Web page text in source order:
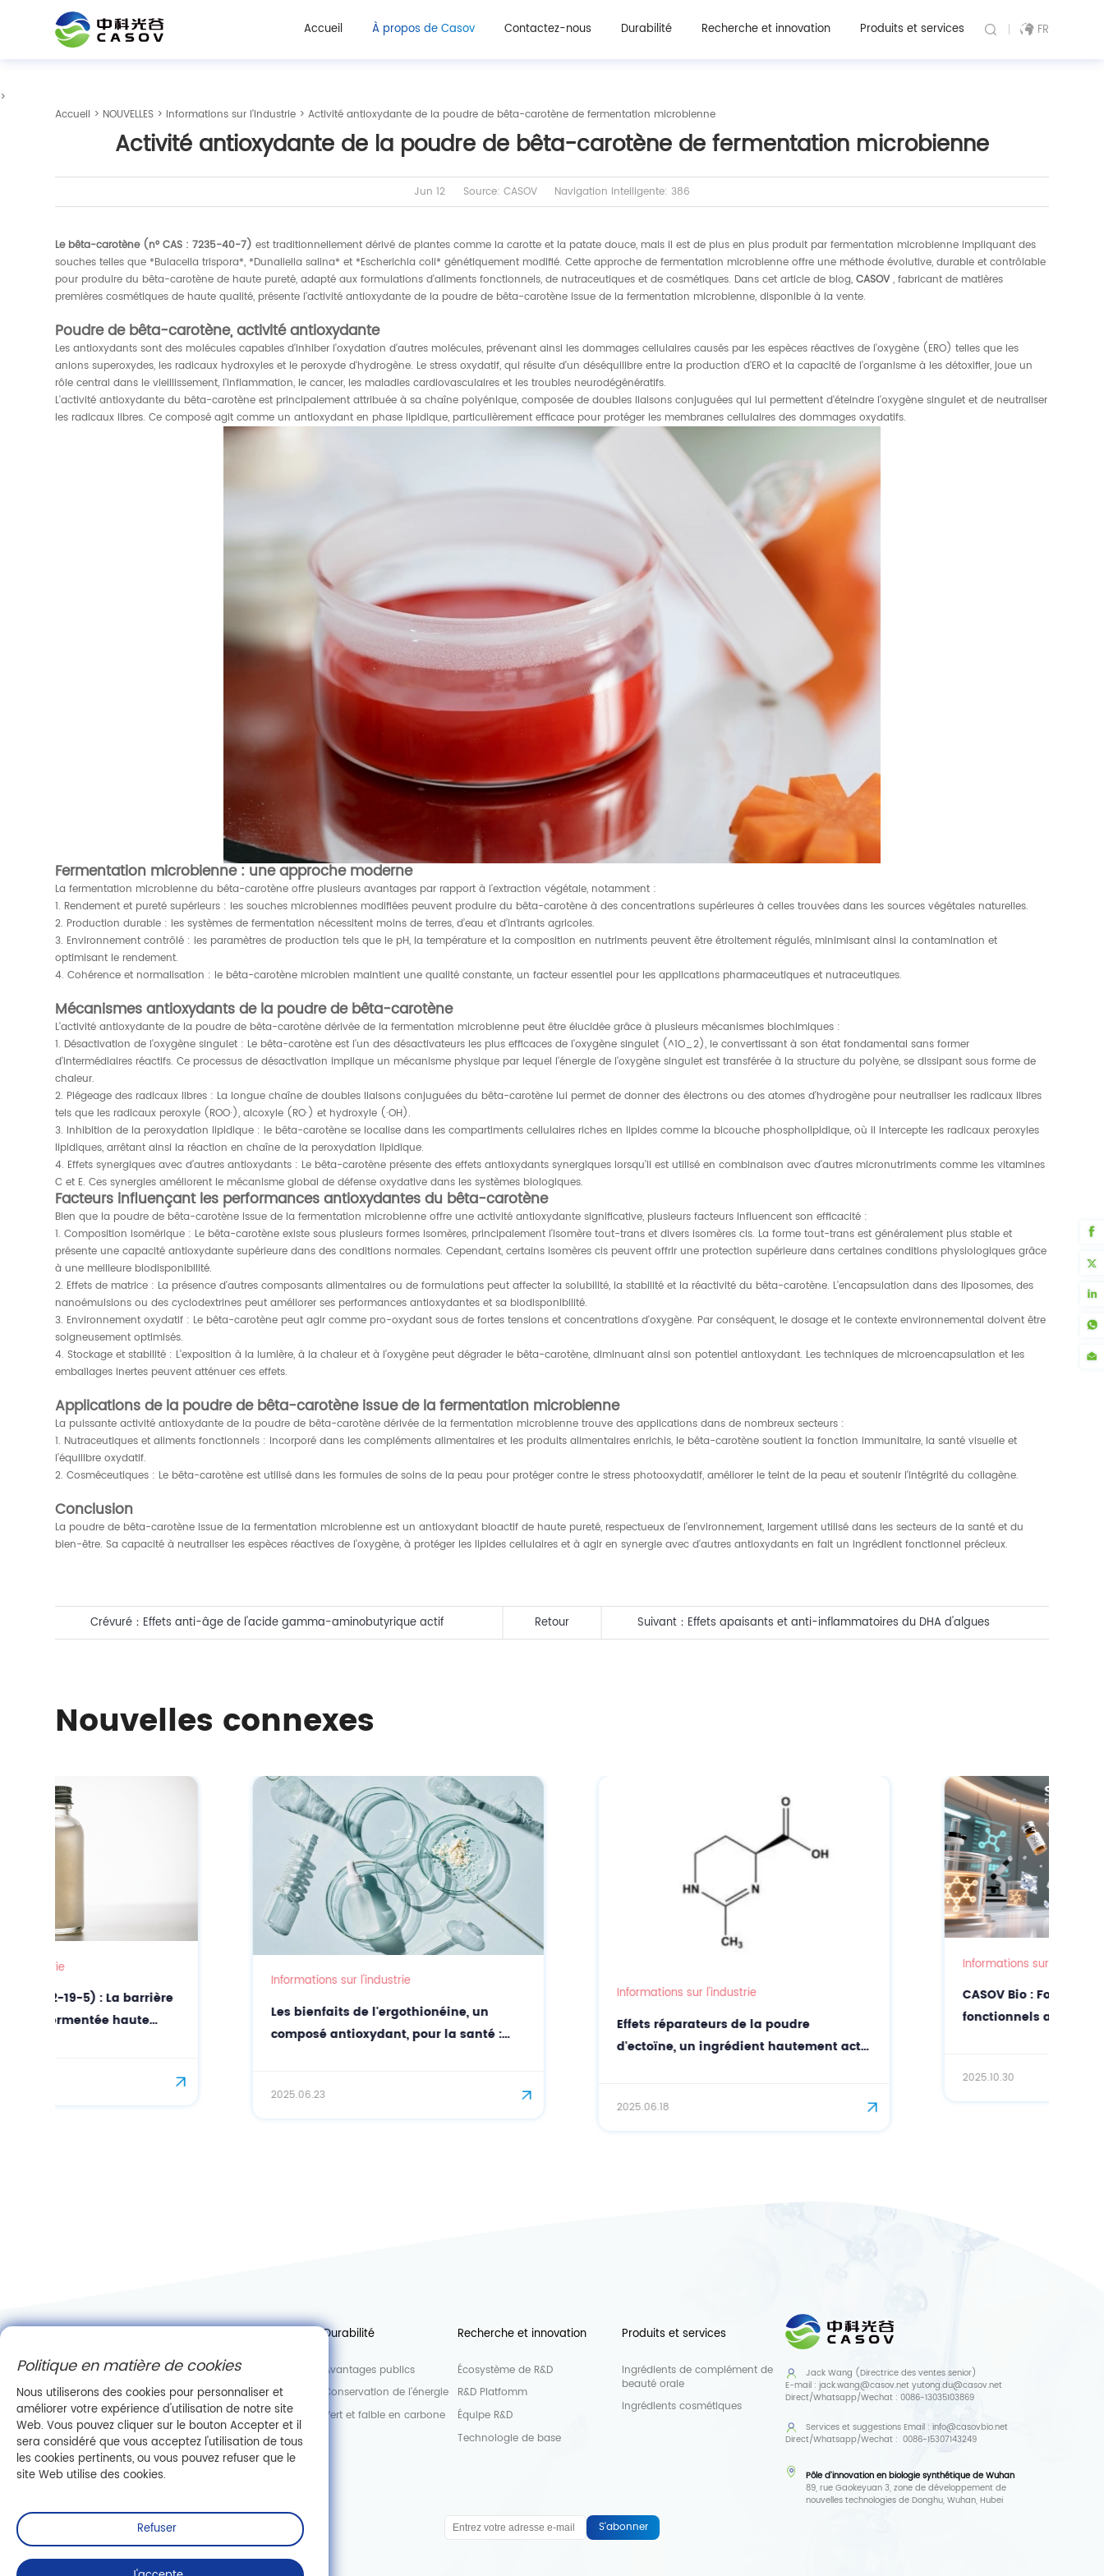
Accueil À propos de Casov Contactez-nous Durabilité Recherche et innovation Produits et services FR
>
Accueil > NOUVELLES > Informations sur l'industrie > Activité antioxydante de la poudre de bêta-carotène de fermentation microbienne
Activité antioxydante de la poudre de bêta-carotène de fermentation microbienne
Jun 12 Source: CASOV Navigation intelligente: 386
Le bêta-carotène (n° CAS : 7235-40-7) est traditionnellement dérivé de plantes comme la carotte et la patate douce, mais il est de plus en plus produit par fermentation microbienne impliquant des
souches telles que *Bulacella trispora*, *Dunaliella salina* et *Escherichia coli* génétiquement modifié. Cette approche de fermentation microbienne offre une méthode évolutive, durable et contrôlable
pour produire du bêta-carotène de haute pureté, adapté aux formulations d'aliments fonctionnels, de nutraceutiques et de cosmétiques. Dans cet article de blog, CASOV, fabricant de matières
premières cosmétiques de haute qualité, présente l'activité antioxydante de la poudre de bêta-carotène issue de la fermentation microbienne, disponible à la vente.
Poudre de bêta-carotène, activité antioxydante
Les antioxydants sont des molécules capables d'inhiber l'oxydation d'autres molécules, prévenant ainsi les dommages cellulaires causés par les espèces réactives de l'oxygène (ERO) telles que les
anions superoxydes, les radicaux hydroxyles et le peroxyde d'hydrogène. Le stress oxydatif, qui résulte d'un déséquilibre entre la production d'ERO et la capacité de l'organisme à les détoxifier, joue un
rôle central dans le vieillissement, l'inflammation, le cancer, les maladies cardiovasculaires et les troubles neurodégénératifs.
L'activité antioxydante du bêta-carotène est principalement attribuée à sa chaîne polyénique, composée de doubles liaisons conjuguées qui lui permettent d'éteindre l'oxygène singulet et de neutraliser
les radicaux libres. Ce composé agit comme un antioxydant en phase lipidique, particulièrement efficace pour protéger les membranes cellulaires des dommages oxydatifs.
Fermentation microbienne : une approche moderne
La fermentation microbienne du bêta-carotène offre plusieurs avantages par rapport à l'extraction végétale, notamment :
1. Rendement et pureté supérieurs : les souches microbiennes modifiées peuvent produire du bêta-carotène à des concentrations supérieures à celles trouvées dans les sources végétales naturelles.
2. Production durable : les systèmes de fermentation nécessitent moins de terres, d’eau et d’intrants agricoles.
3. Environnement contrôlé : les paramètres de production tels que le pH, la température et la composition en nutriments peuvent être étroitement régulés, minimisant ainsi la contamination et
optimisant le rendement.
4. Cohérence et normalisation : le bêta-carotène microbien maintient une qualité constante, un facteur essentiel pour les applications pharmaceutiques et nutraceutiques.
Mécanismes antioxydants de la poudre de bêta-carotène
L'activité antioxydante de la poudre de bêta-carotène dérivée de la fermentation microbienne peut être élucidée grâce à plusieurs mécanismes biochimiques :
1. Désactivation de l'oxygène singulet : Le bêta-carotène est l'un des désactivateurs les plus efficaces de l'oxygène singulet (^1O_2), le convertissant à son état fondamental sans former
d'intermédiaires réactifs. Ce processus de désactivation implique un mécanisme physique par lequel l'énergie de l'oxygène singulet est transférée à la structure du polyène, se dissipant sous forme de
chaleur.
2. Piégeage des radicaux libres : La longue chaîne de doubles liaisons conjuguées du bêta-carotène lui permet de donner des électrons ou des atomes d'hydrogène pour neutraliser les radicaux libres
tels que les radicaux peroxyle (ROO·), alcoxyle (RO·) et hydroxyle (·OH).
3. Inhibition de la peroxydation lipidique : le bêta-carotène se localise dans les compartiments cellulaires riches en lipides comme la bicouche phospholipidique, où il intercepte les radicaux peroxyles
lipidiques, arrêtant ainsi la réaction en chaîne de la peroxydation lipidique.
4. Effets synergiques avec d’autres antioxydants : Le bêta-carotène présente des effets antioxydants synergiques lorsqu’il est utilisé en combinaison avec d’autres micronutriments comme les vitamines
C et E. Ces synergies améliorent le mécanisme global de défense oxydative dans les systèmes biologiques.
Facteurs influençant les performances antioxydantes du bêta-carotène
Bien que la poudre de bêta-carotène issue de la fermentation microbienne offre une activité antioxydante significative, plusieurs facteurs influencent son efficacité :
1. Composition isomérique : Le bêta-carotène existe sous plusieurs formes isomères, principalement l'isomère tout-trans et divers isomères cis. La forme tout-trans est généralement plus stable et
présente une capacité antioxydante supérieure dans des conditions normales. Cependant, certains isomères cis peuvent offrir une protection supérieure dans certaines conditions physiologiques grâce
à une meilleure biodisponibilité.
2. Effets de matrice : La présence d'autres composants alimentaires ou de formulations peut affecter la solubilité, la stabilité et la réactivité du bêta-carotène. L'encapsulation dans des liposomes, des
nanoémulsions ou des cyclodextrines peut améliorer ses performances antioxydantes et sa biodisponibilité.
3. Environnement oxydatif : Le bêta-carotène peut agir comme pro-oxydant sous de fortes tensions et concentrations d'oxygène. Par conséquent, le dosage et le contexte environnemental doivent être
soigneusement optimisés.
4. Stockage et stabilité : L’exposition à la lumière, à la chaleur et à l’oxygène peut dégrader le bêta-carotène, diminuant ainsi son potentiel antioxydant. Les techniques de microencapsulation et les
emballages inertes peuvent atténuer ces effets.
Applications de la poudre de bêta-carotène issue de la fermentation microbienne
La puissante activité antioxydante de la poudre de bêta-carotène dérivée de la fermentation microbienne trouve des applications dans de nombreux secteurs :
1. Nutraceutiques et aliments fonctionnels : Incorporé dans les compléments alimentaires et les produits alimentaires enrichis, le bêta-carotène soutient la fonction immunitaire, la santé visuelle et
l’équilibre oxydatif.
2. Cosméceutiques : Le bêta-carotène est utilisé dans les formules de soins de la peau pour protéger contre le stress photooxydatif, améliorer le teint de la peau et soutenir l'intégrité du collagène.
Conclusion
La poudre de bêta-carotène issue de la fermentation microbienne est un antioxydant bioactif de haute pureté, respectueux de l'environnement, largement utilisé dans les secteurs de la santé et du
bien-être. Sa capacité à neutraliser les espèces réactives de l'oxygène, à protéger les lipides cellulaires et à agir en synergie avec d'autres antioxydants en fait un ingrédient fonctionnel précieux.
Crévuré： Effets anti-âge de l'acide gamma-aminobutyrique actif
Suivant： Effets apaisants et anti-inflammatoires du DHA d'algues
Retour
Nouvelles connexes
Les bienfaits de l'ergothionéine, un
composé antioxydant, pour la santé :
solution bioactive de CASOV
Effets réparateurs de la poudre
d'ectoïne, un ingrédient hautement actif
CASOV Bio : Fournisseur d’ingrédients
fonctionnels axés sur la science pour les
formulations cosmétiques et
Nouvelles
Usine
Laboratoire
Information de l'entreprise
Se joindre à nous
Département des ventes
Durabilité
Avantages publics
Conservation de l'énergie
Vert et faible en carbone
Recherche et innovation
Écosystème de R&D
R&D Platfomm
Équipe R&D
Technologie de base
Produits et services
Ingrédients de complément de
beauté orale
Ingrédients cosmétiques
Jack Wang (Directrice des ventes senior)
E-mail :jack.wang@casov.net yutong.du@casov.net
Direct/Whatsapp/Wechat :0086-13035103869
Services et suggestionsEmail :info@casovbio.net
Direct/Whatsapp/Wechat :0086-15307143249
Pôle d'innovation en biologie synthétique de Wuhan
89, rue Gaokeyuan 3, zone de développement de
nouvelles technologies de Donghu, Wuhan, Hubei
S'abonner
Politique en matière de cookies
Nous utiliserons des cookies pour personnaliser et
améliorer votre expérience d'utilisation de notre site
Web. Vous pouvez cliquer sur le bouton Accepter et il
sera considéré que vous acceptez l'utilisation de tous
les cookies pertinents, ou vous pouvez refuser que le
site Web utilise des cookies.
Refuser